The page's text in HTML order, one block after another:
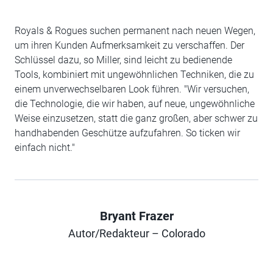
Royals & Rogues suchen permanent nach neuen Wegen,
um ihren Kunden Aufmerksamkeit zu verschaffen. Der
Schlüssel dazu, so Miller, sind leicht zu bedienende
Tools, kombiniert mit ungewöhnlichen Techniken, die zu
einem unverwechselbaren Look führen. "Wir versuchen,
die Technologie, die wir haben, auf neue, ungewöhnliche
Weise einzusetzen, statt die ganz großen, aber schwer zu
handhabenden Geschütze aufzufahren. So ticken wir
einfach nicht."
Author
Bryant Frazer
Autor/Redakteur – Colorado